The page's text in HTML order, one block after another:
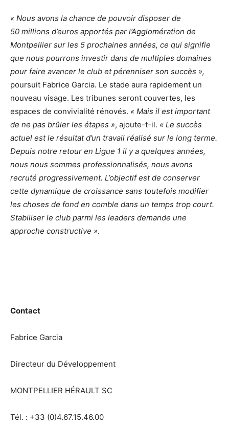
« Nous avons la chance de pouvoir disposer de
50 millions d’euros apportés par l’Agglomération de
Montpellier sur les 5 prochaines années, ce qui signifie
que nous pourrons investir dans de multiples domaines
pour faire avancer le club et pérenniser son succès »,
poursuit Fabrice Garcia. Le stade aura rapidement un
nouveau visage. Les tribunes seront couvertes, les
espaces de convivialité rénovés. « Mais il est important
de ne pas brûler les étapes », ajoute-t-il. « Le succès
actuel est le résultat d’un travail réalisé sur le long terme.
Depuis notre retour en Ligue 1 il y a quelques années,
nous nous sommes professionnalisés, nous avons
recruté progressivement. L’objectif est de conserver
cette dynamique de croissance sans toutefois modifier
les choses de fond en comble dans un temps trop court.
Stabiliser le club parmi les leaders demande une
approche constructive ».
Contact
Fabrice Garcia
Directeur du Développement
MONTPELLIER HÉRAULT SC
Tél. : +33 (0)4.67.15.46.00